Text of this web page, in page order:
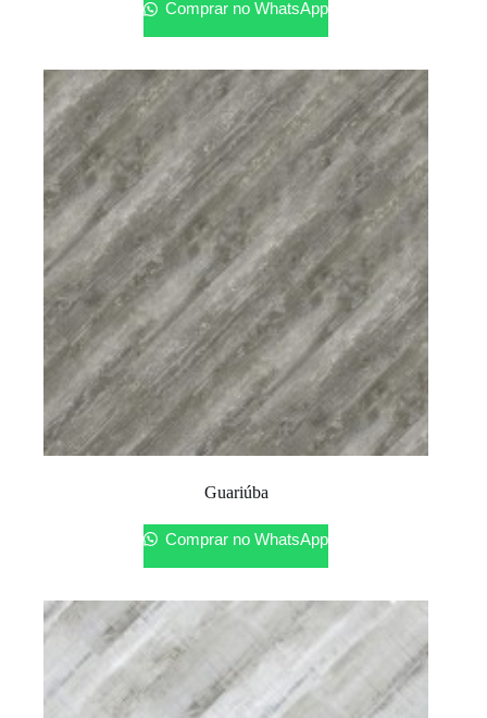
Comprar no WhatsApp
Guariúba
Comprar no WhatsApp